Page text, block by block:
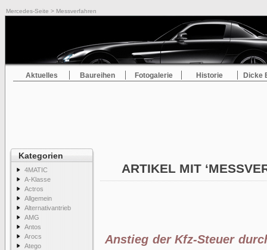
Mercedes-Seite > Messverfahren
Aktuelles Baureihen Fotogalerie Historie Dicke
Kategorien
4MATIC
A-Klasse
Actros
Allgemein
Alternativantrieb
AMG
Antos
Arocs
Atego
ARTIKEL MIT
Anstieg der Kfz-Steuer